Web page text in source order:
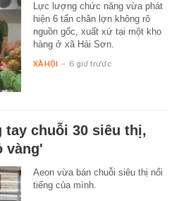
Lực lượng chức năng vừa phát
hiện 6 tấn chân lợn không rõ
nguồn gốc, xuất xứ tại một kho
hàng ở xã Hải Sơn.
XÃ HỘI - 6 giờ trước
tay chuỗi 30 siêu thị,
vàng'
Aeon vừa bán chuỗi siêu thị nổi
tiếng của mình.